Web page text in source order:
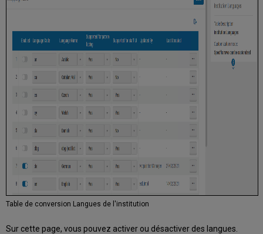
Table de conversion Langues de l'institution
Sur cette page, vous pouvez activer ou désactiver des langues.